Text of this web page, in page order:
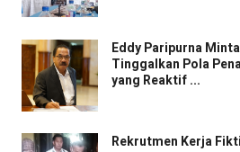
Eddy Paripurna
Tinggalkan Pola
yang Reaktif ...
Rekrutmen Kerja